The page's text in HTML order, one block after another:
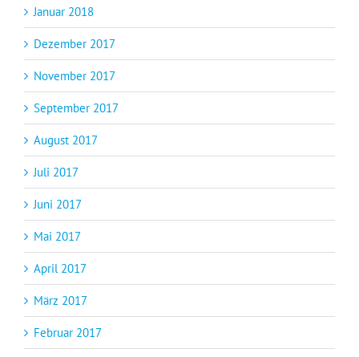
Januar 2018
Dezember 2017
November 2017
September 2017
August 2017
Juli 2017
Juni 2017
Mai 2017
April 2017
März 2017
Februar 2017